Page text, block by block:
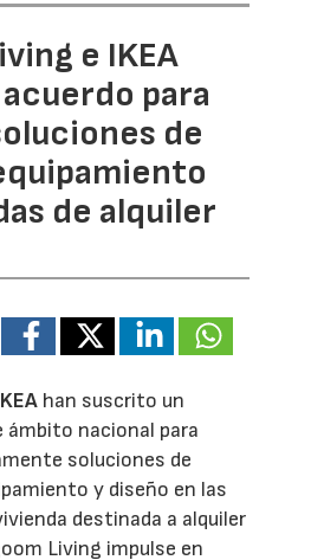
e IKEA
para
de
de alquiler
han suscrito un
ámbito nacional para
soluciones de
y diseño en las
destinada a alquiler
Living impulse en